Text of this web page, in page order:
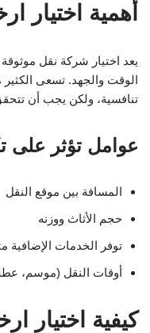
أهمية
يعد اختيار شركة نقل
الوقت والجهد. تسعى
تنافسية، ولكن يجب أن
عوامل تؤثر على
المسافة بين موقع النقل
حجم الأثاث ووزنه
توفر الخدمات الإضافية
أوقات النقل (موسم،
كيفية اختيار